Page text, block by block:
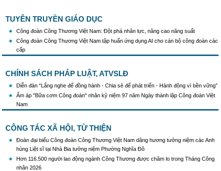
tình hình mới"
Triển khai thực hiện Hướng dẫn số 28/HD-BTGDVTW về xác định, lựa chọn ngày
truyền thống, ngày thành lập, ngày tái lập sau sắp xếp tổ chức bộ máy của hệ thống
chính trị
Triển khai truyền thông "Chiến dịch 500 ngày đêm đẩy mạnh thực hiện tìm kiếm, quy
Hướng dẫn tuyên truyền kỷ niệm 97 năm Ngày thành lập Công đoàn Việt Nam
(28/7/1929 - 28/7/2026)
Khẩu hiệu tuyên truyền trong nhiệm kỳ Đại hội XIV của Đảng
Triển khai thực hiện Chỉ thị số 25/CT-TTg của Thủ tướng Chính phủ về tăng cường
TUYÊN TRUYỀN GIÁO DỤC
Công đoàn Công Thương Việt Nam: Đột phá nhân lực, nâng cao năng suất
Công đoàn Công Thương Việt Nam tập huấn ứng dụng AI cho cán bộ công đoàn các
cấp
CHÍNH SÁCH PHÁP LUẬT, ATVSLĐ
Diễn đàn “Lắng nghe để đồng hành - Chia sẻ để phát triển - Hành động vì bền vững”
Ấm áp "Bữa cơm Công đoàn" nhân kỷ niệm 97 năm Ngày thành lập Công đoàn Việt
Nam
CÔNG TÁC XÃ HỘI, TỪ THIỆN
Đoàn đại biểu Công đoàn Công Thương Việt Nam dâng hương tưởng niệm các Anh
hùng Liệt sĩ tại Nhà Bia tưởng niệm Phường Nghĩa Đô
Hơn 116.500 người lao động ngành Công Thương được chăm lo trong Tháng Công
nhân 2026